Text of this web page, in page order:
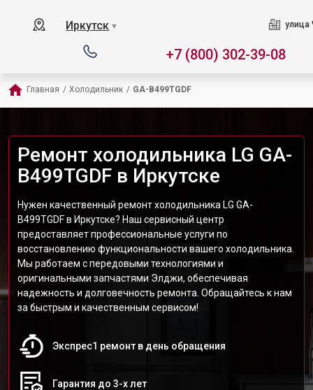
Иркутск ▼ улица
+7 (800) 302-39-08
Главная / Холодильник / GA-B499TGDF
Ремонт холодильника LG GA-
B499TGDF в Иркутске
Нужен качественный ремонт холодильника LG GA-
B499TGDF в Иркутске? Наш сервисный центр
предоставляет профессиональные услуги по
восстановлению функциональности вашего холодильника.
Мы работаем с передовыми технологиями и
оригинальными запчастями Элджи, обеспечивая
надежность и долговечность ремонта. Обращайтесь к нам
за быстрым и качественным сервисом!
Экспрес1 ремонт в день обращения
Гарантия до 3-х лет